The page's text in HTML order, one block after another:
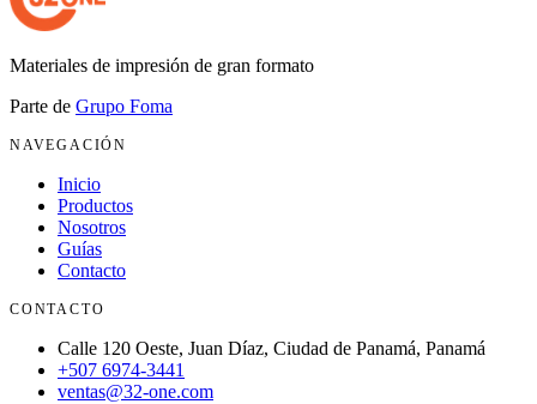
Materiales de impresión de gran formato
Parte de Grupo Foma
NAVEGACIÓN
Inicio
Productos
Nosotros
Guías
Contacto
CONTACTO
Calle 120 Oeste, Juan Díaz, Ciudad de Panamá, Panamá
+507 6974-3441
ventas@32-one.com